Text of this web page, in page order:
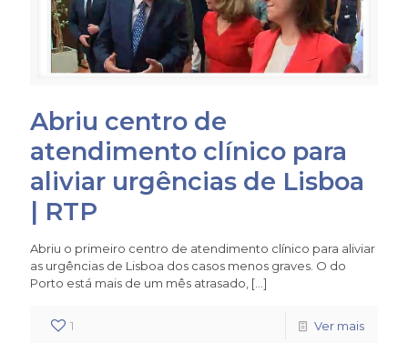
Abriu centro de
atendimento clínico para
aliviar urgências de Lisboa
| RTP
Abriu o primeiro centro de atendimento clínico para aliviar
as urgências de Lisboa dos casos menos graves. O do
Porto está mais de um mês atrasado, […]
1 Ver mais